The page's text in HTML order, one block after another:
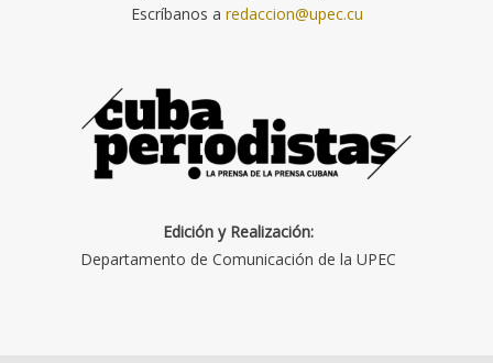
Escríbanos a redaccion@upec.cu
Edición y Realización:
Departamento de Comunicación de la UPEC